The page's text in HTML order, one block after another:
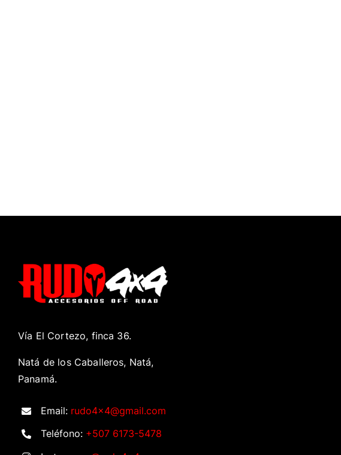
Vía El Cortezo, finca 36.
Natá de los Caballeros, Natá,
Panamá.
Email: rudo4x4@gmail.com
Teléfono: +507 6173-5478